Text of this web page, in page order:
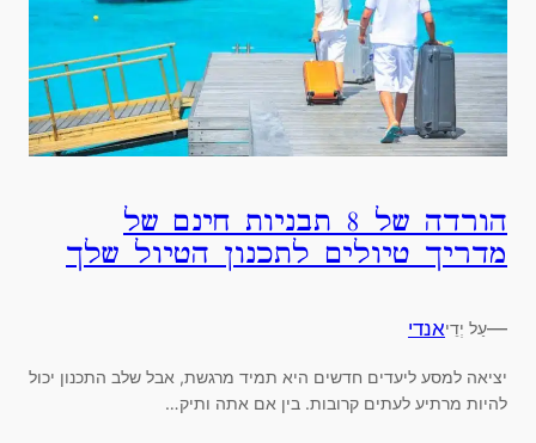
הורדה של 8 תבניות חינם של
מדריך טיולים לתכנון הטיול שלך
—עַל יְדֵיאנדי
יציאה למסע ליעדים חדשים היא תמיד מרגשת, אבל שלב התכנון יכול
להיות מרתיע לעתים קרובות. בין אם אתה ותיק…